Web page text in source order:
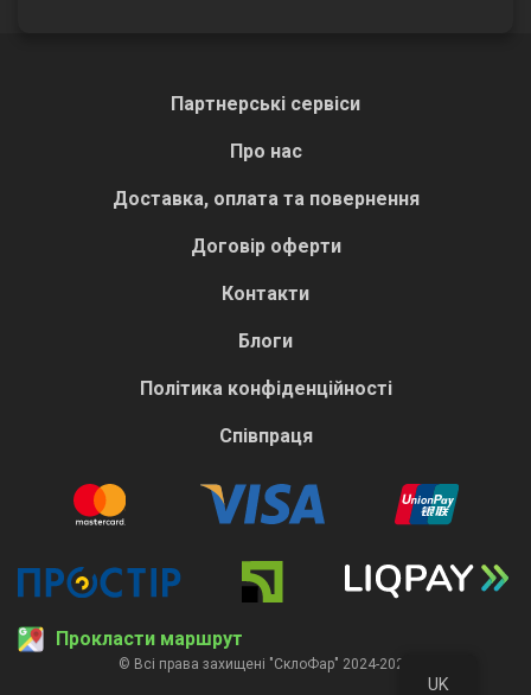
UK
Партнерські сервіси
Про нас
Доставка, оплата та повернення
Договір оферти
Контакти
Блоги
Політика конфіденційності
Співпраця
Прокласти маршрут
© Всі права захищені "СклоФар" 2024-2026